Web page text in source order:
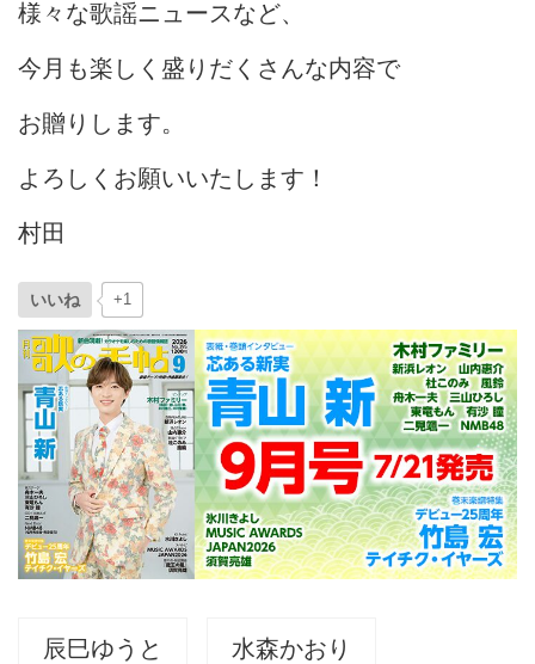
様々な歌謡ニュースなど、
今月も楽しく盛りだくさんな内容で
お贈りします。
よろしくお願いいたします！
村田
いいね +1
辰巳ゆうと 水森かおり